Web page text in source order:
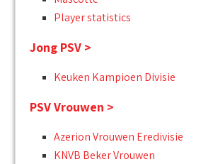
Player statistics
Jong PSV >
Keuken Kampioen Divisie
PSV Vrouwen >
Azerion Vrouwen Eredivisie
KNVB Beker Vrouwen